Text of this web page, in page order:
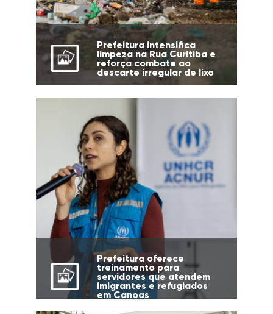
Prefeitura intensifica
limpeza na Rua Curitiba e
reforça combate ao
descarte irregular de lixo
Prefeitura oferece
treinamento para
servidores que atendem
imigrantes e refugiados
em Canoas